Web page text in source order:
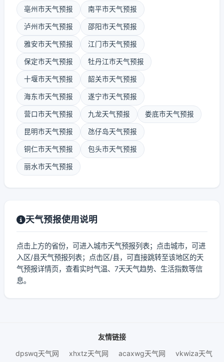
亳州市天气预报 南平市天气预报
泸州市天气预报 邵阳市天气预报
雅安市天气预报 江门市天气预报
保定市天气预报 牡丹江市天气预报
十堰市天气预报 韶关市天气预报
海东市天气预报 遂宁市天气预报
营口市天气预报 九龙天气预报 娄底市天气预报
昆明市天气预报 氹仔岛天气预报
铜仁市天气预报 包头市天气预报
丽水市天气预报
天气预报使用说明
点击上方的省份，可进入城市天气预报列表；点击城市，可进
入区/县天气预报列表；点击区/县，可直接跳转至该地区的天
气预报详情页，查看实时气温、7天天气趋势、生活指数等信
息。
友情链接
dpswq天气网
xhxtz天气网 acaxwg天气网
vkwiza天气